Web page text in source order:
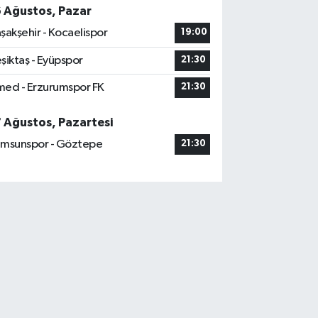
Ağustos, Pazar
- Kocaelispor
19:00
- Eyüpspor 21:30
- Erzurumspor FK 21:30
Ağustos, Pazartesi
- Göztepe
21:30